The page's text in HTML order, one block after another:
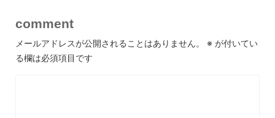
comment
メールアドレスが公開されることはありません。 ※ が付いてい
る欄は必須項目です